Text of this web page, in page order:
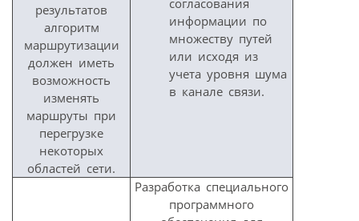
результатов
алгоритм
маршрутизации
должен иметь
возможность
изменять
маршруты при
перегрузке
некоторых
областей сети.
согласования
информации по
множеству путей
или исходя из
учета уровня шума
в канале связи.
Разработка специального
программного